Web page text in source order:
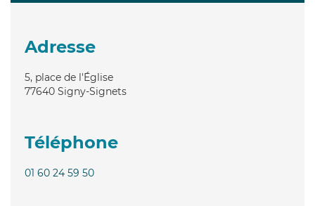
Adresse
5, place de l'Église
77640 Signy-Signets
Téléphone
01 60 24 59 50